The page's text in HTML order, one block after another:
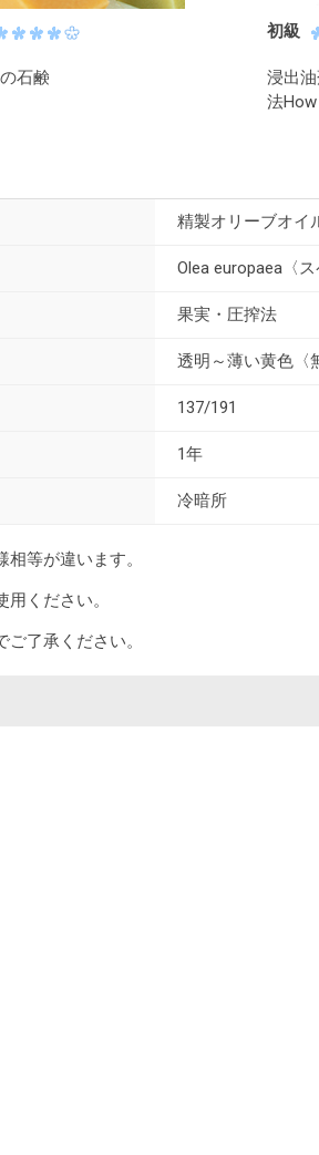
石鹸
初級
浸出
法How
精製オリーブオイ
Olea europaea〈ス
果実・圧搾法
透明～薄い黄色〈
137/191
1年
冷暗所
等が違います。
ください。
了承ください。